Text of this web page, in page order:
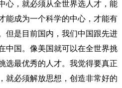
心，就必须从全世界选人才，能
能成为一个科学的中心，才能有
但是目前国内，我们中国跟先进
中国。像美国就可以在全世界挑
选最优秀的人才。我觉得要真正
就必须解放思想，创造非常好的